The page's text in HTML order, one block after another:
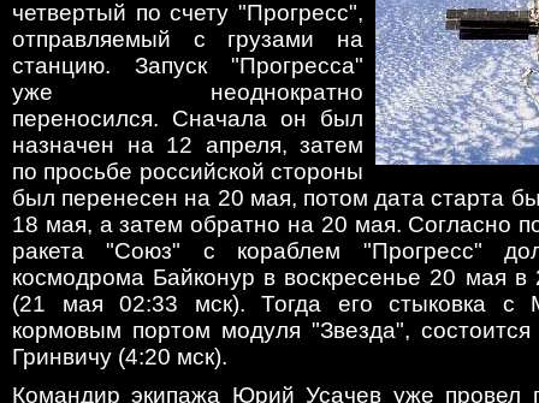
четвертый по счету "Прогресс",
отправляемый с грузами на
станцию. Запуск "Прогресса"
уже неоднократно
переносился. Сначала он был
назначен на 12 апреля, затем
по просьбе российской стороны
был перенесен на 20 мая, потом дата старта
18 мая, а затем обратно на 20 мая. Согласно
ракета "Союз" с кораблем "Прогресс"
космодрома Байконур в воскресенье 20 мая в
(21 мая 02:33 мск). Тогда его стыковка
кормовым портом модуля "Звезда",
Гринвичу (4:20 мск).
Командир экипажа Юрий Усачев уже провел